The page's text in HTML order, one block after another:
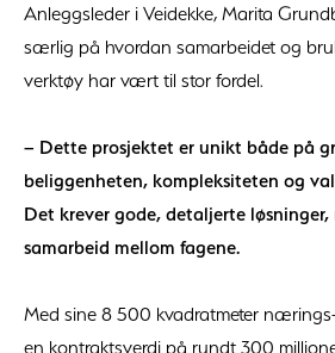
Anleggsleder i Veidekke, Marita
særlig på hvordan samarbeidet og
verktøy har vært til stor fordel.
– Dette prosjektet er unikt både på
beliggenheten, kompleksiteten og
Det krever gode, detaljerte
samarbeid mellom fagene.
Med sine 8 500 kvadratmeter
en kontraktsverdi på rundt 300